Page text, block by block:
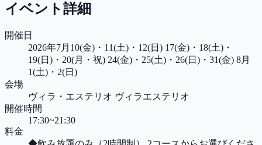
イベント詳細
開催日
2026年7月10(金)・11(土)・12(日) 17(金)・18(土)・
19(日)・20(月・祝) 24(金)・25(土)・26(日)・31(金) 8月
1(土)・2(日)
会場
ヴィラ・エステリオ ヴィラエステリオ
開催時間
17:30~21:30
料金